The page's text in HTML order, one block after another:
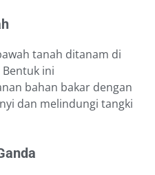
tanah ditanam di
ini
bahan bakar dengan
dan melindungi tangki